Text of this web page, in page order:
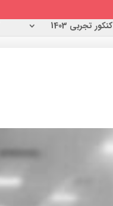
کنکور تجربی 1403